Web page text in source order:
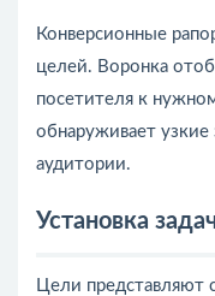
Конверсионные
целей. Воронка
посетителя к
обнаруживает
аудитории.
Установка
Цели представляют